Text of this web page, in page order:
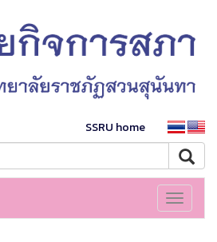
SSRU home
Toggle